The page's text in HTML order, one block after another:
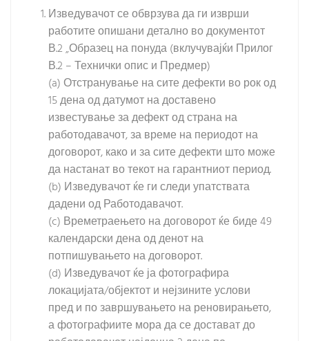
Изведувачот се обврзува да ги изврши
работите опишани детално во документот
В.2 „Образец на понуда (вклучувајќи Прилог
В.2 – Технички опис и Предмер)
(a) Отстранување на сите дефекти во рок од
15 дена од датумот на доставено
известување за дефект од страна на
работодавачот, за време на периодот на
договорот, како и за сите дефекти што може
да настанат во текот на гарантниот период.
(b) Изведувачот ќе ги следи упатствата
дадени од Работодавачот.
(c) Времетраењето на договорот ќе биде 49
календарски дена од денот на
потпишувањето на договорот.
(d) Изведувачот ќе ја фотографира
локацијата/објектот и нејзините услови
пред и по завршувањето на реновирањето,
а фотографиите мора да се достават до